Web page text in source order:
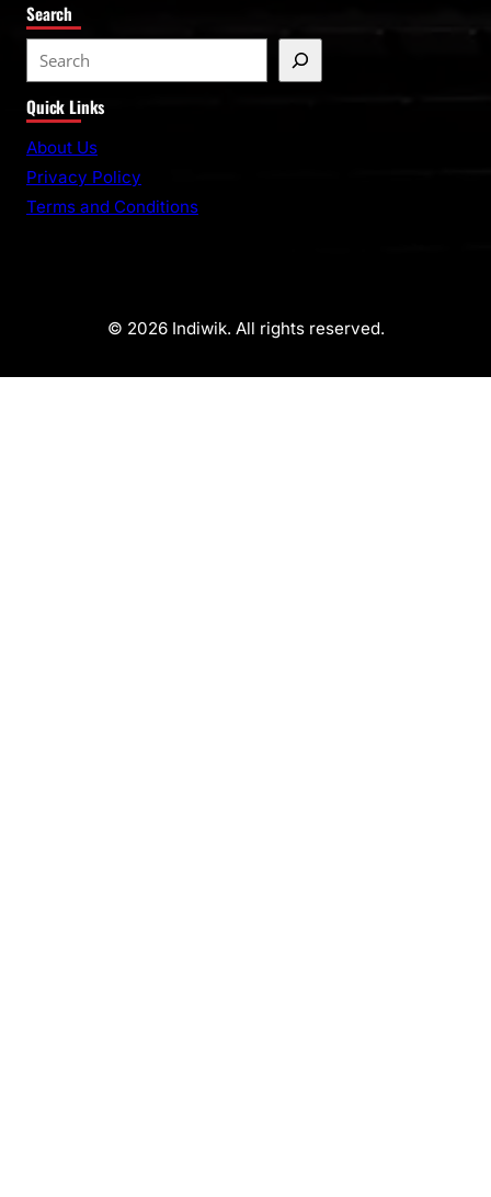
Search
Quick Links
About Us
Privacy Policy
Terms and Conditions
© 2026 Indiwik. All rights reserved.